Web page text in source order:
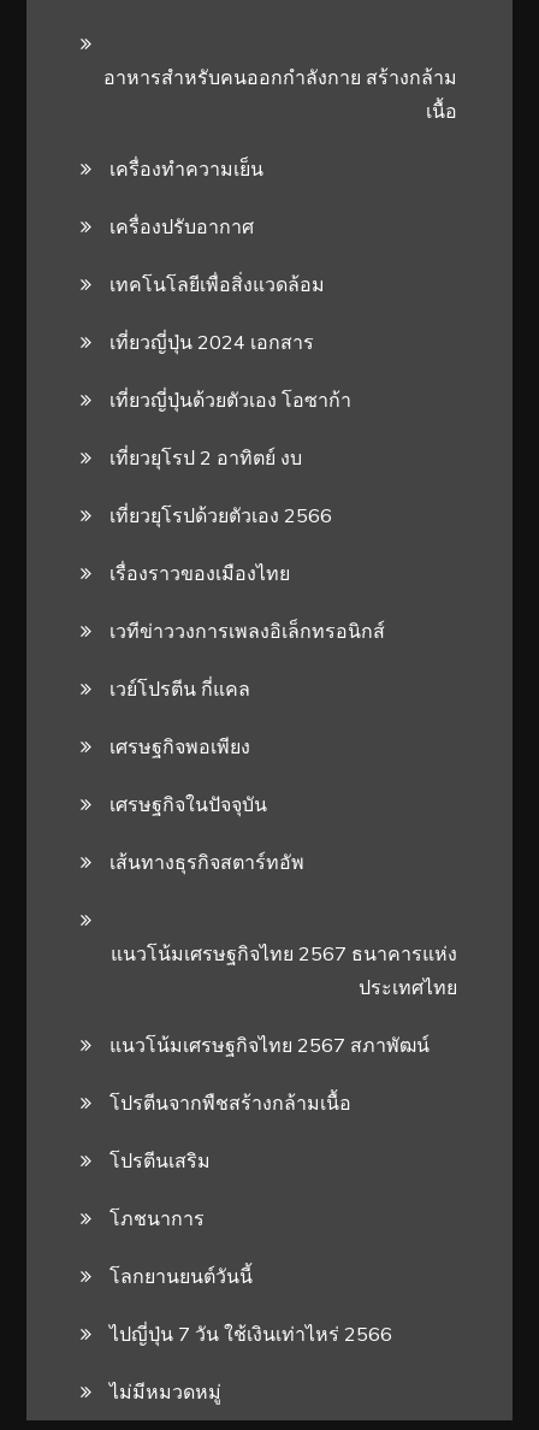
อาหารสําหรับคนออกกําลังกาย สร้างกล้าม
เนื้อ
เครื่องทำความเย็น
เครื่องปรับอากาศ
เทคโนโลยีเพื่อสิ่งแวดล้อม
เที่ยวญี่ปุ่น 2024 เอกสาร
เที่ยวญี่ปุ่นด้วยตัวเอง โอซาก้า
เที่ยวยุโรป 2 อาทิตย์ งบ
เที่ยวยุโรปด้วยตัวเอง 2566
เรื่องราวของเมืองไทย
เวทีข่าววงการเพลงอิเล็กทรอนิกส์
เวย์โปรตีน กี่แคล
เศรษฐกิจพอเพียง
เศรษฐกิจในปัจจุบัน
เส้นทางธุรกิจสตาร์ทอัพ
แนวโน้มเศรษฐกิจไทย 2567 ธนาคารแห่ง
ประเทศไทย
แนวโน้มเศรษฐกิจไทย 2567 สภาพัฒน์
โปรตีนจากพืชสร้างกล้ามเนื้อ
โปรตีนเสริม
โภชนาการ
โลกยานยนต์วันนี้
ไปญี่ปุ่น 7 วัน ใช้เงินเท่าไหร่ 2566
ไม่มีหมวดหมู่